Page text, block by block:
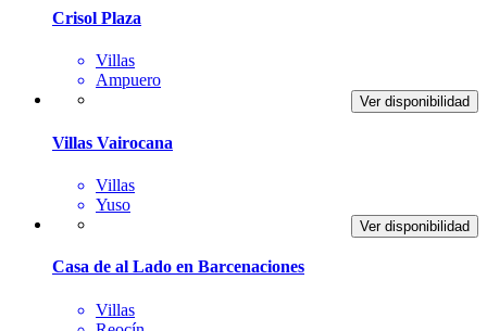
Crisol Plaza
Villas
Ampuero
Ver disponibilidad
Villas Vairocana
Villas
Yuso
Ver disponibilidad
Casa de al Lado en Barcenaciones
Villas